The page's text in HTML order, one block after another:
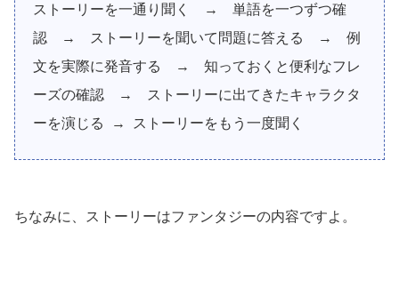
ストーリーを一通り聞く → 単語を一つずつ確
認 → ストーリーを聞いて問題に答える → 例
文を実際に発音する → 知っておくと便利なフレ
ーズの確認 → ストーリーに出てきたキャラクタ
ーを演じる → ストーリーをもう一度聞く
ちなみに、ストーリーはファンタジーの内容ですよ。